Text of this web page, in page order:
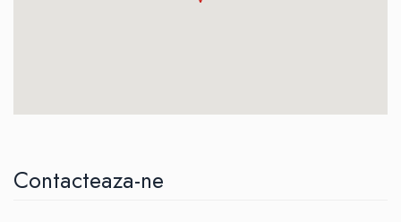
Contacteaza-ne